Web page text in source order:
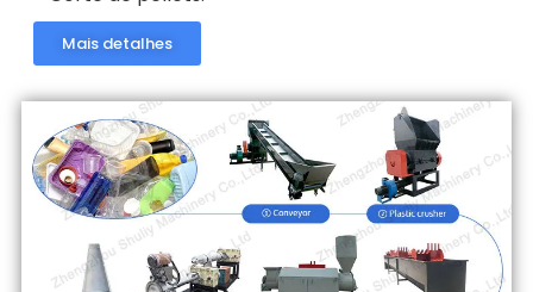
Mais detalhes